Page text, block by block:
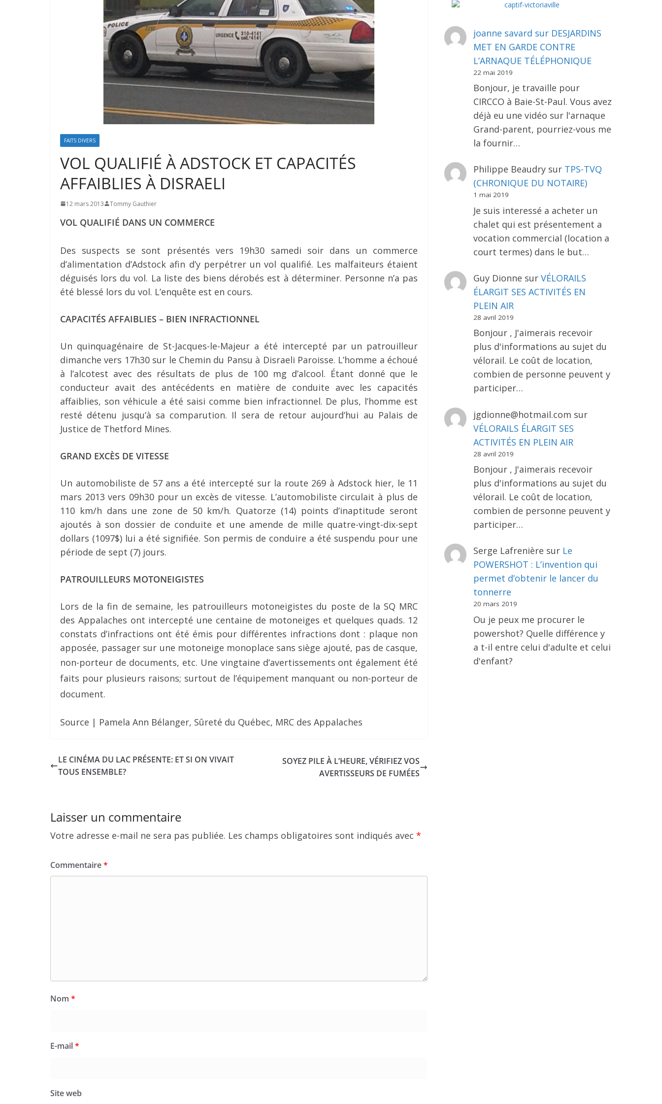
FAITS DIVERS
VOL QUALIFIÉ À ADSTOCK ET CAPACITÉS
AFFAIBLIES À DISRAELI
12 mars 2013 Tommy Gauthier
VOL QUALIFIÉ DANS UN COMMERCE
Des suspects se sont présentés vers 19h30 samedi soir dans un commerce
d’alimentation d’Adstock afin d’y perpétrer un vol qualifié. Les malfaiteurs étaient
déguisés lors du vol. La liste des biens dérobés est à déterminer. Personne n’a pas
été blessé lors du vol. L’enquête est en cours.
CAPACITÉS AFFAIBLIES – BIEN INFRACTIONNEL
Un quinquagénaire de St-Jacques-le-Majeur a été intercepté par un patrouilleur
dimanche vers 17h30 sur le Chemin du Pansu à Disraeli Paroisse. L’homme a échoué
à l’alcotest avec des résultats de plus de 100 mg d’alcool. Étant donné que le
conducteur avait des antécédents en matière de conduite avec les capacités
affaiblies, son véhicule a été saisi comme bien infractionnel. De plus, l’homme est
resté détenu jusqu’à sa comparution. Il sera de retour aujourd’hui au Palais de
Justice de Thetford Mines.
GRAND EXCÈS DE VITESSE
Un automobiliste de 57 ans a été intercepté sur la route 269 à Adstock hier, le 11
mars 2013 vers 09h30 pour un excès de vitesse. L’automobiliste circulait à plus de
110 km/h dans une zone de 50 km/h. Quatorze (14) points d’inaptitude seront
ajoutés à son dossier de conduite et une amende de mille quatre-vingt-dix-sept
dollars (1097$) lui a été signifiée. Son permis de conduire a été suspendu pour une
période de sept (7) jours.
PATROUILLEURS MOTONEIGISTES
Lors de la fin de semaine, les patrouilleurs motoneigistes du poste de la SQ MRC
des Appalaches ont intercepté une centaine de motoneiges et quelques quads. 12
constats d’infractions ont été émis pour différentes infractions dont : plaque non
apposée, passager sur une motoneige monoplace sans siège ajouté, pas de casque,
non-porteur de documents, etc. Une vingtaine d’avertissements ont également été
faits pour plusieurs raisons; surtout de l’équipement manquant ou non-porteur de
document.
Source | Pamela Ann Bélanger, Sûreté du Québec, MRC des Appalaches
LE CINÉMA DU LAC PRÉSENTE: ET SI ON VIVAIT
TOUS ENSEMBLE?
SOYEZ PILE À L’HEURE, VÉRIFIEZ VOS
AVERTISSEURS DE FUMÉES
Laisser un commentaire
Votre adresse e-mail ne sera pas publiée. Les champs obligatoires sont indiqués avec *
Commentaire*
Nom *
E-mail*
Site web
joanne savard sur DESJARDINS
MET EN GARDE CONTRE
L’ARNAQUE TÉLÉPHONIQUE
22 mai 2019
Bonjour, je travaille pour
CIRCCO à Baie-St-Paul. Vous avez
déjà eu une vidéo sur l'arnaque
Grand-parent, pourriez-vous me
la fournir…
Philippe Beaudrysur TPS-TVQ
(CHRONIQUE DU NOTAIRE)
1 mai 2019
Je suis interessé a acheter un
chalet qui est présentement a
vocation commercial (location a
court termes) dans le but…
Guy Dionne sur VÉLORAILS
ÉLARGIT SES ACTIVITÉS EN
PLEIN AIR
28 avril 2019
Bonjour , J'aimerais recevoir
plus d'informations au sujet du
vélorail. Le coût de location,
combien de personne peuvent y
participer…
jgdionne@hotmail.com sur
VÉLORAILS ÉLARGIT SES
ACTIVITÉS EN PLEIN AIR
28 avril 2019
Bonjour , J'aimerais recevoir
plus d'informations au sujet du
vélorail. Le coût de location,
combien de personne peuvent y
participer…
Serge Lafrenière sur Le
POWERSHOT : L’invention qui
permet d’obtenir le lancer du
tonnerre
20 mars 2019
Ou je peux me procurer le
powershot? Quelle différence y
a t-il entre celui d'adulte et celui
d'enfant?